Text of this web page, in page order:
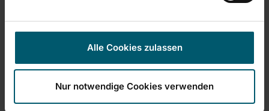
Alle Cookies zulassen
Nur notwendige Cookies verwenden